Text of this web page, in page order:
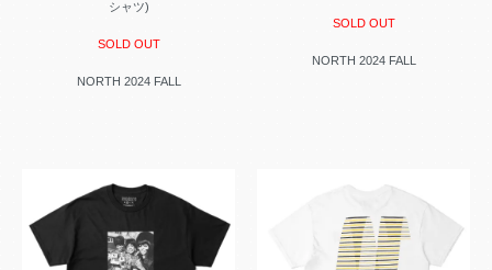
シャツ)
SOLD OUT
NORTH 2024 FALL
SOLD OUT
NORTH 2024 FALL